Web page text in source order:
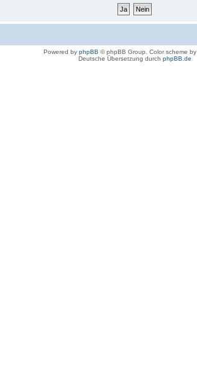
Powered by phpBB © phpBB Group. Color scheme by
Deutsche Übersetzung durch phpBB.de